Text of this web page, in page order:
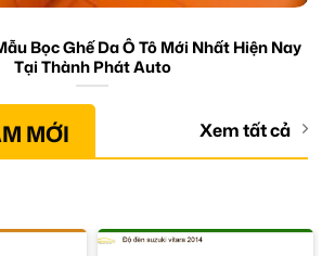
Bọc Ghế Da Ô Tô Mới Nhất Hiện Nay
Tại Thành Phát Auto
MỚI Xem tất cả